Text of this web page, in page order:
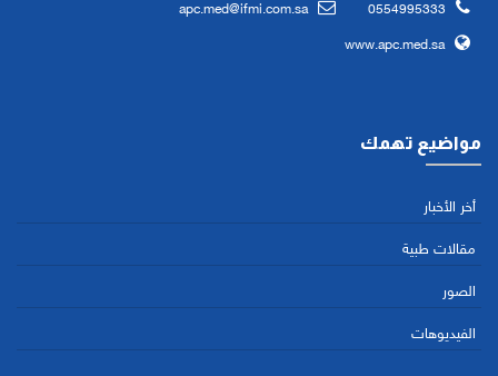
0554995333
apc.med@ifmi.com.sa
www.apc.med.sa
مواضيع تهمك
أخر الأخبار
مقالات طبية
الصور
الفيديوهات